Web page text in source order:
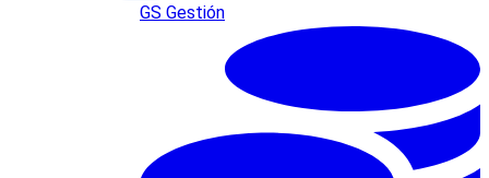
GS Gestión